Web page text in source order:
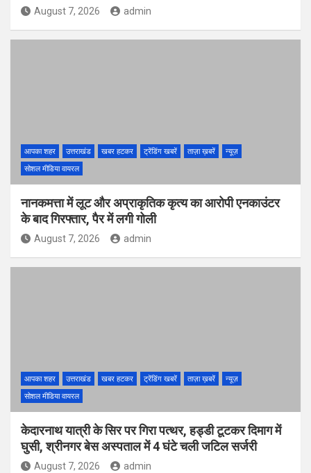
August 7, 2026 admin
आपका शहर उत्तराखंड खबर हटकर ट्रेंडिंग खबरें ताज़ा ख़बरें
न्यूज़
सोशल मीडिया वायरल
नानकमत्ता में लूट और अप्राकृतिक कृत्य का आरोपी एनकाउंटर
के बाद गिरफ्तार, पैर में लगी गोली
August 7, 2026 admin
आपका शहर उत्तराखंड खबर हटकर ट्रेंडिंग खबरें ताज़ा ख़बरें
न्यूज़
सोशल मीडिया वायरल
केदारनाथ यात्री के सिर पर गिरा पत्थर, हड्डी टूटकर दिमाग में
घुसी, श्रीनगर बेस अस्पताल में 4 घंटे चली जटिल सर्जरी
August 7, 2026 admin